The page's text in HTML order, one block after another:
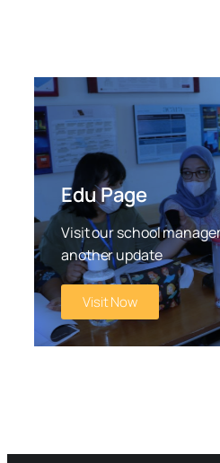
Edu Page
Visit our school
another update
Visit Now